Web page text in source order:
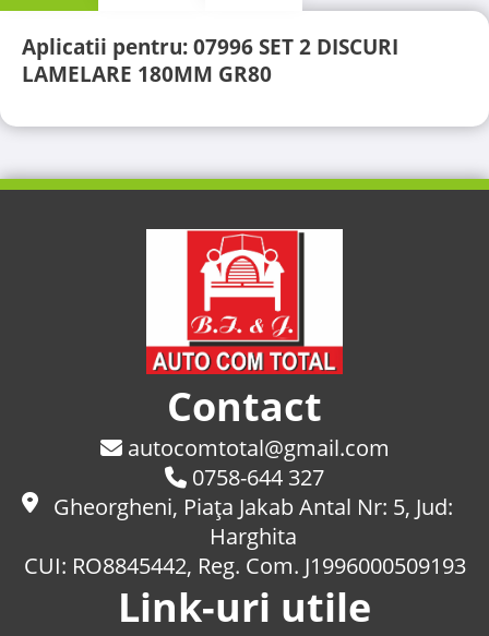
Aplicatii pentru: 07996 SET 2 DISCURI
LAMELARE 180MM GR80
Contact
autocomtotal@gmail.com
0758-644 327
Gheorgheni, Piaţa Jakab Antal Nr: 5, Jud:
Harghita
CUI: RO8845442, Reg. Com. J1996000509193
Link-uri utile